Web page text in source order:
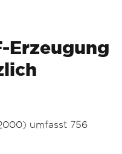
Erzeugung
umfasst 756